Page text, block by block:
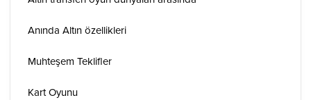
Anında Altın özellikleri
Muhteşem Teklifler
Kart Oyunu